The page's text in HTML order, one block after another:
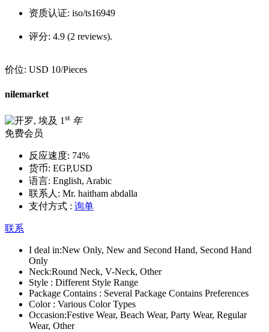
资质认证: iso/ts16949
评分: 4.9 (2 reviews).
价位: USD 10/Pieces
nilemarket
1 st 年
免费会员
反应速度: 74%
货币: EGP,USD
语言: English, Arabic
联系人: Mr. haitham abdalla
支付方式 : 询单
联系
I deal in:New Only, New and Second Hand, Second Hand
Only
Neck:Round Neck, V-Neck, Other
Style : Different Style Range
Package Contains : Several Package Contains Preferences
Color : Various Color Types
Occasion:Festive Wear, Beach Wear, Party Wear, Regular
Wear, Other